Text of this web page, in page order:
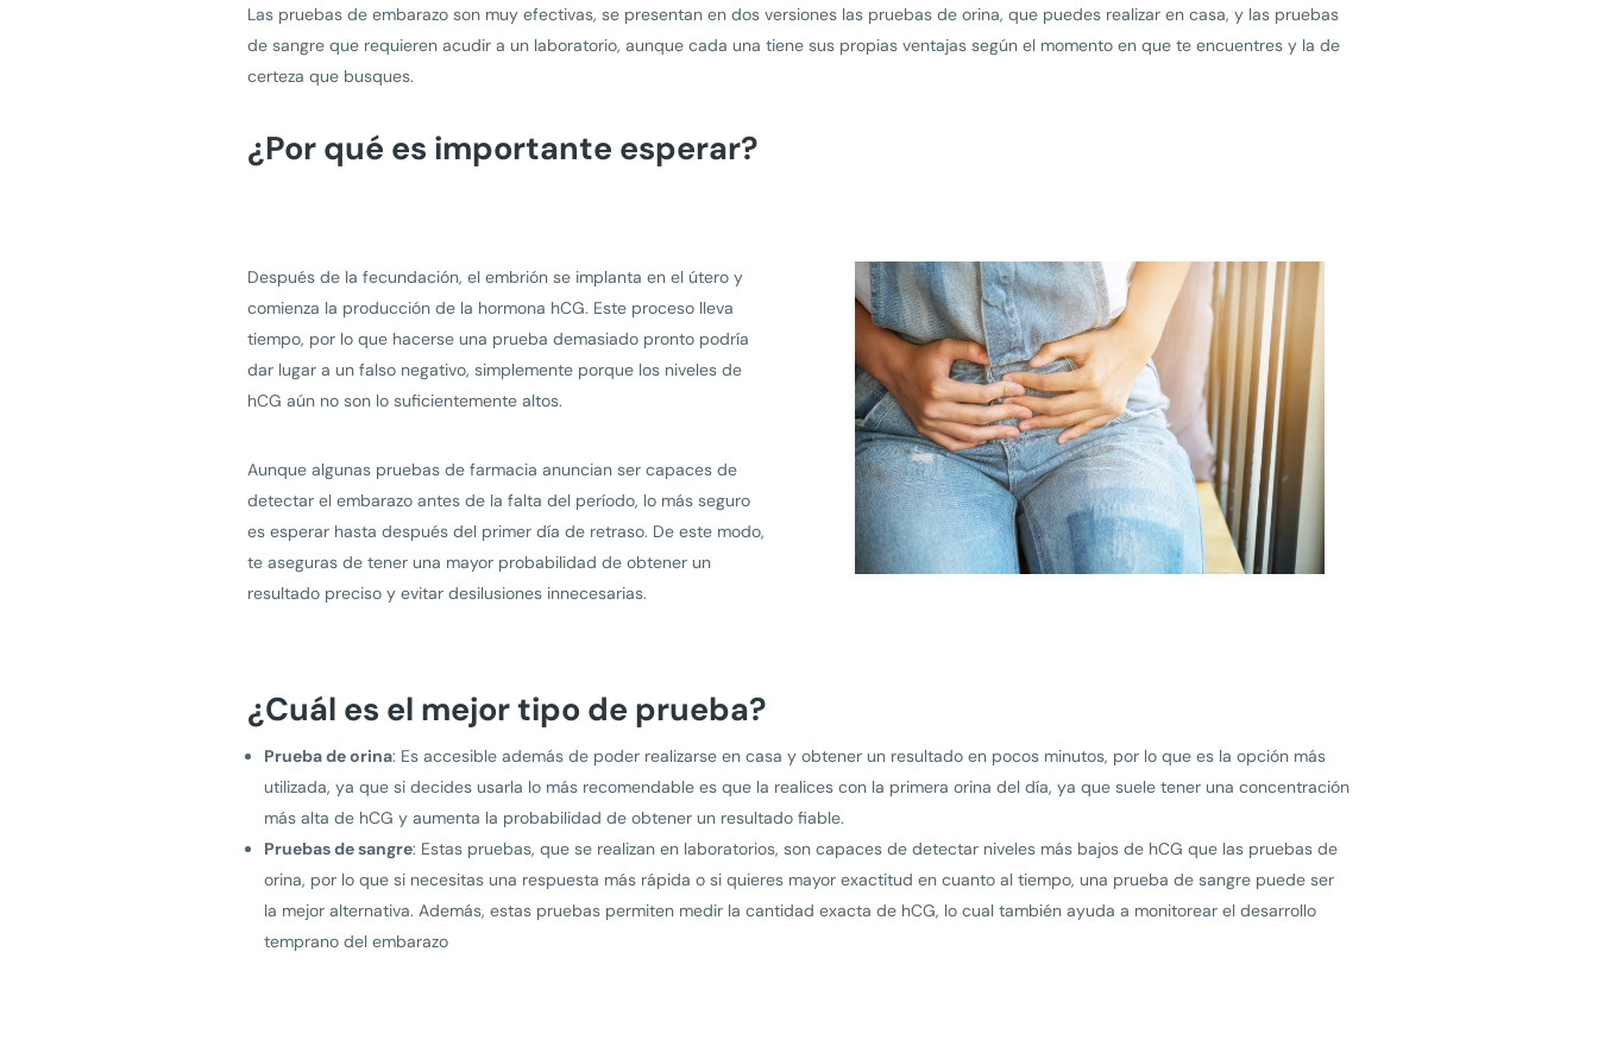
Las pruebas de embarazo son muy efectivas, se presentan en dos versiones las pruebas de orina, que puedes realizar en casa, y las pruebas
de sangre que requieren acudir a un laboratorio, aunque cada una tiene sus propias ventajas según el momento en que te encuentres y la de
certeza que busques.
¿Por qué es importante esperar?
Después de la fecundación, el embrión se implanta en el útero y
comienza la producción de la hormona hCG. Este proceso lleva
tiempo, por lo que hacerse una prueba demasiado pronto podría
dar lugar a un falso negativo, simplemente porque los niveles de
hCG aún no son lo suficientemente altos.
Aunque algunas pruebas de farmacia anuncian ser capaces de
detectar el embarazo antes de la falta del período, lo más seguro
es esperar hasta después del primer día de retraso. De este modo,
te aseguras de tener una mayor probabilidad de obtener un
resultado preciso y evitar desilusiones innecesarias.
¿Cuál es el mejor tipo de prueba?
Prueba de orina: Es accesible además de poder realizarse en casa y obtener un resultado en pocos minutos, por lo que es la opción más
utilizada, ya que si decides usarla lo más recomendable es que la realices con la primera orina del día, ya que suele tener una concentración
más alta de hCG y aumenta la probabilidad de obtener un resultado fiable.
Pruebas de sangre: Estas pruebas, que se realizan en laboratorios, son capaces de detectar niveles más bajos de hCG que las pruebas de
orina, por lo que si necesitas una respuesta más rápida o si quieres mayor exactitud en cuanto al tiempo, una prueba de sangre puede ser
la mejor alternativa. Además, estas pruebas permiten medir la cantidad exacta de hCG, lo cual también ayuda a monitorear el desarrollo
temprano del embarazo